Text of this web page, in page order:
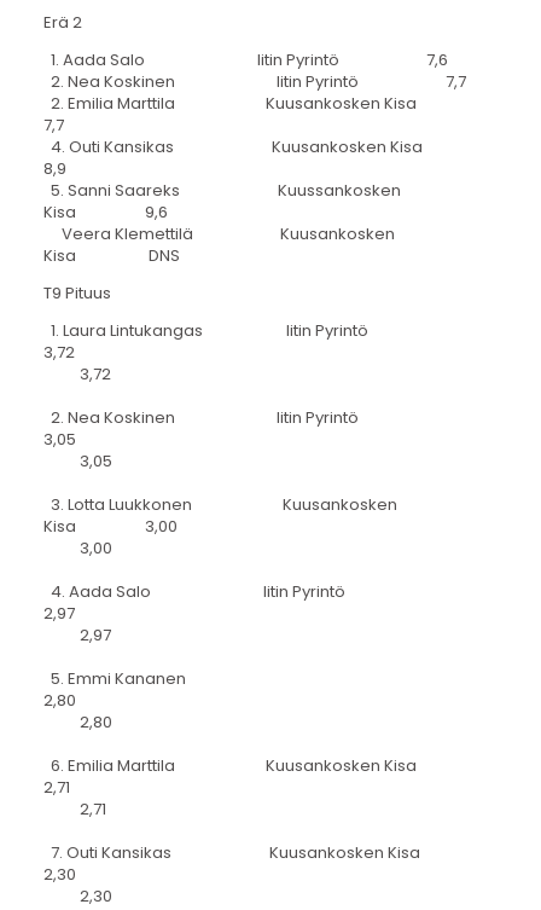
Erä 2
1. Aada Salo Iitin Pyrintö 7,6
2. Nea Koskinen Iitin Pyrintö 7,7
2. Emilia Marttila Kuusankosken Kisa
7,7
4. Outi Kansikas Kuusankosken Kisa
8,9
5. Sanni Saareks Kuussankosken
Kisa 9,6
Veera Klemettilä Kuusankosken
Kisa DNS
T9 Pituus
1. Laura Lintukangas Iitin Pyrintö
3,72
3,72
2. Nea Koskinen Iitin Pyrintö
3,05
3,05
3. Lotta Luukkonen Kuusankosken
Kisa 3,00
3,00
4. Aada Salo Iitin Pyrintö
2,97
2,97
5. Emmi Kananen
2,80
2,80
6. Emilia Marttila Kuusankosken Kisa
2,71
2,71
7. Outi Kansikas Kuusankosken Kisa
2,30
2,30